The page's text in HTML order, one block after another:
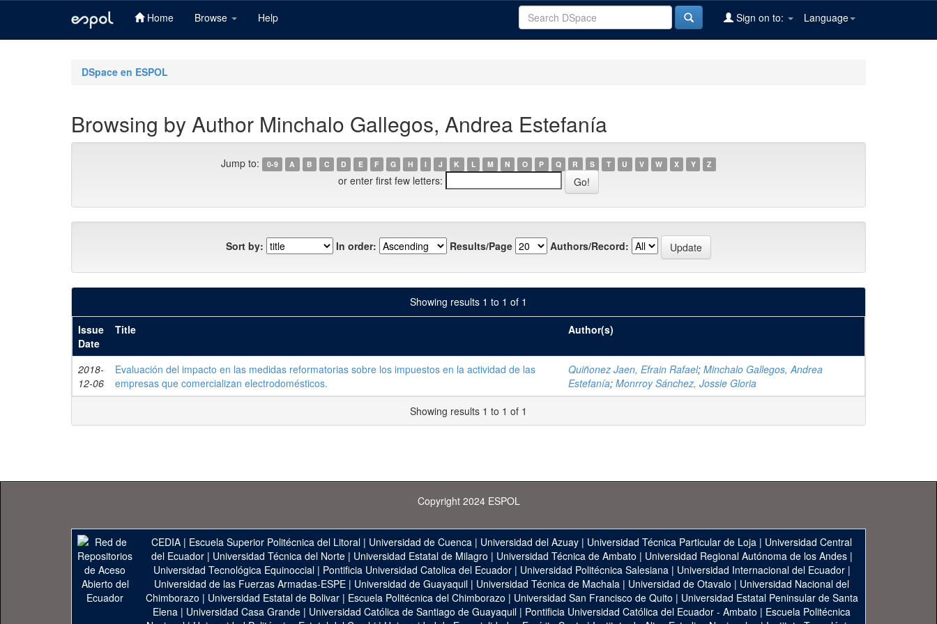
Home Browse Help Language
Sign on to:
DSpace en ESPOL
Browsing by Author Minchalo Gallegos, Andrea Estefanía
Jump to: 0-9 A B C D E F G H I J K L M N O P Q R S T U V W X Y Z
or enter first few letters:
Sort by: In order: Results/Page Authors/Record:
Showing results 1 to 1 of 1
Issue
Date
Title Author(s)
2018-
12-06
Evaluación del impacto en las medidas reformatorias sobre los impuestos en la actividad de las
empresas que comercializan electrodomésticos.
Quiñonez Jaen, Efrain Rafael; Minchalo Gallegos, Andrea
Estefanía; Monrroy Sánchez, Jossie Gloria
Showing results 1 to 1 of 1
Copyright 2024 ESPOL
CEDIA | Escuela Superior Politécnica del Litoral | Universidad de Cuenca | Universidad del Azuay | Universidad Técnica Particular de Loja | Universidad Central
del Ecuador| Universidad Técnica del Norte| Universidad Estatal de Milagro | Universidad Técnica de Ambato | Universidad Regional Autónoma de los Andes|
Universidad Tecnológica Equinoccial| Pontificia Universidad Catolica del Ecuador| Universidad Politécnica Salesiana| Universidad Internacional del Ecuador|
Universidad de las Fuerzas Armadas-ESPE | Universidad de Guayaquil | Universidad Técnica de Machala | Universidad de Otavalo | Universidad Nacional del
Chimborazo | Universidad Estatal de Bolivar| Escuela Politécnica del Chimborazo | Universidad San Francisco de Quito | Universidad Estatal Peninsular de Santa
Elena | Universidad Casa Grande | Universidad Católica de Santiago de Guayaquil | Pontificia Universidad Católica del Ecuador - Ambato | Escuela Politécnica